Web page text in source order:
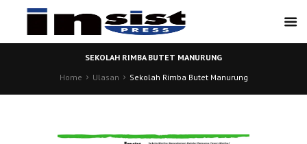
SEKOLAH RIMBA BUTET MANURUNG
Home
Ulasan Sekolah Rimba Butet Manurung